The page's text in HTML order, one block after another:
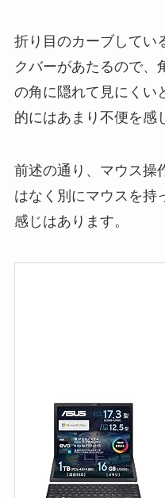
折り目のカーブしてい
クバーがあたるので、
の角に隠れて見にくい
的にはあまり不便を感
前述の通り、マウス操
はなく別にマウスを持
感じはあります。